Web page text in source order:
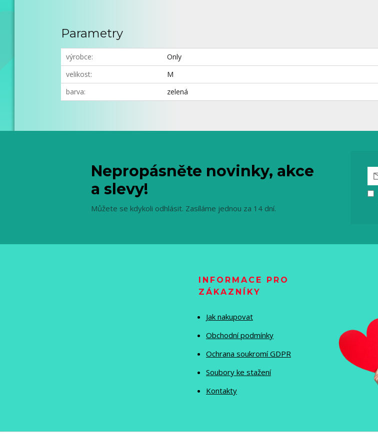
Parametry
výrobce
Only
velikost
M
barva
zelená
Nepropásněte novinky, akce
a slevy!
Můžete se kdykoli odhlásit. Zasíláme jednou za 14 dní.
INFORMACE PRO
ZÁKAZNÍKY
Jak nakupovat
Obchodní podmínky
Ochrana soukromí GDPR
Soubory ke stažení
Kontakty